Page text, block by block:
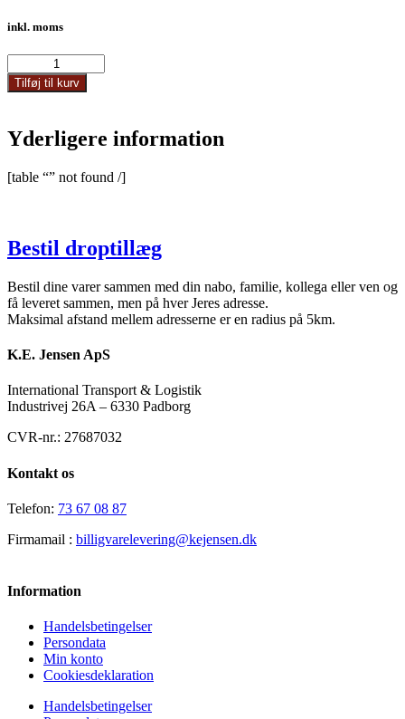
inkl. moms
antal
Tilføj til kurv
Yderligere information
[table “” not found /]
Bestil droptillæg
Bestil dine varer sammen med din nabo, familie, kollega eller ven og
få leveret sammen, men på hver Jeres adresse.
Maksimal afstand mellem adresserne er en radius på 5km.
K.E. Jensen ApS
International Transport & Logistik
Industrivej 26A – 6330 Padborg
CVR-nr.: 27687032
Kontakt os
Telefon: 73 67 08 87
Firmamail : billigvarelevering@kejensen.dk
Information
Handelsbetingelser
Persondata
Min konto
Cookiesdeklaration
Handelsbetingelser